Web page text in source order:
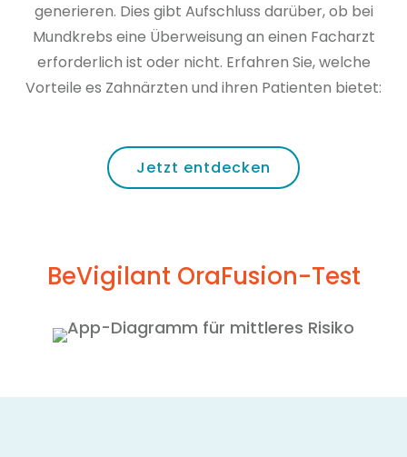
generieren. Dies gibt Aufschluss darüber, ob bei
Mundkrebs eine Überweisung an einen Facharzt
erforderlich ist oder nicht. Erfahren Sie, welche
Vorteile es Zahnärzten und ihren Patienten bietet:
Jetzt entdecken
BeVigilant OraFusion-Test